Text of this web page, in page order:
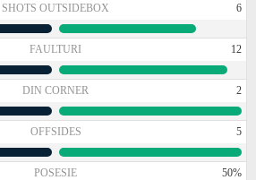
SHOTS OUTSIDEBOX 6
FAULTURI 12
DIN CORNER 2
OFFSIDES 5
POSESIE 50%